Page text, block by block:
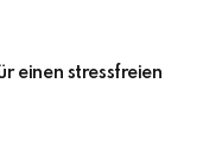
einen stressfreien